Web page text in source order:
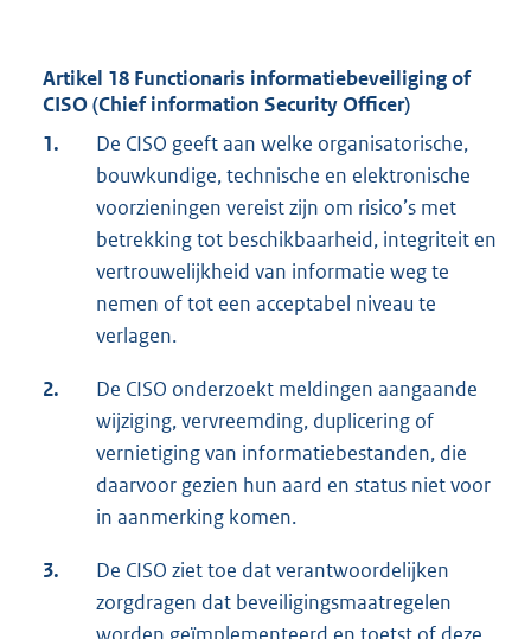
Artikel 18 Functionaris informatiebeveiliging of
CISO (Chief information Security Officer)
1.
De CISO geeft aan welke organisatorische,
bouwkundige, technische en elektronische
voorzieningen vereist zijn om risico’s met
betrekking tot beschikbaarheid, integriteit en
vertrouwelijkheid van informatie weg te
nemen of tot een acceptabel niveau te
verlagen.
2.
De CISO onderzoekt meldingen aangaande
wijziging, vervreemding, duplicering of
vernietiging van informatiebestanden, die
daarvoor gezien hun aard en status niet voor
in aanmerking komen.
3.
De CISO ziet toe dat verantwoordelijken
zorgdragen dat beveiligingsmaatregelen